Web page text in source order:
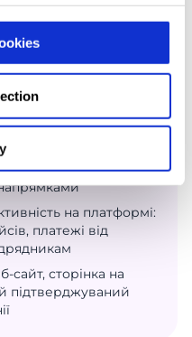
онлайн.
юрисдикції
пов’язана з digital-
міжнародним
на платформі:
платежі від
сайт, сторінка на
підтверджуваний